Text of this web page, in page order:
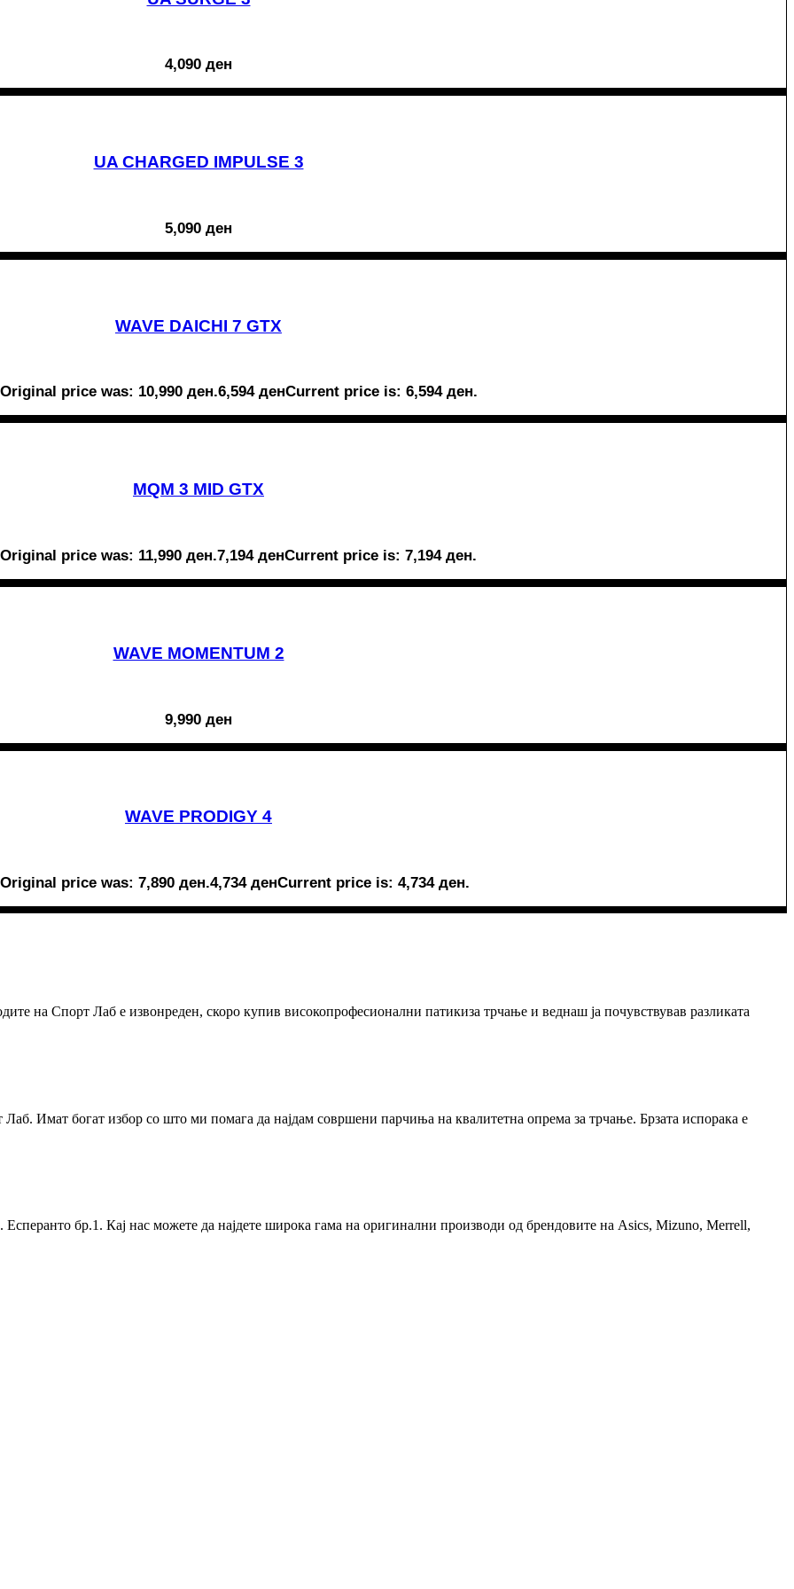
4,090 ден
UA CHARGED IMPULSE 3
5,090 ден
WAVE DAICHI 7 GTX
Original price was: 10,990 ден.6,594 денCurrent price is: 6,594 ден.
MQM 3 MID GTX
Original price was: 11,990 ден.7,194 денCurrent price is: 7,194 ден.
WAVE MOMENTUM 2
9,990 ден
WAVE PRODIGY 4
Original price was: 7,890 ден.4,734 денCurrent price is: 4,734 ден.
на Спорт Лаб е извонреден, скоро купив високопрофесионални патикиза трчање и веднаш ја почувствував разликата
Имат богат избор со што ми помага да најдам совршени парчиња на квалитетна опрема за трчање. Брзата испорака е
бр.1. Кај нас можете да најдете широка гама на оригинални производи од брендовите на Asics, Mizuno, Merrell,